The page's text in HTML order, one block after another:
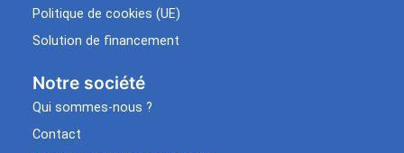
Politique de cookies (UE)
Solution de financement
Notre société
Qui sommes-nous ?
Contact